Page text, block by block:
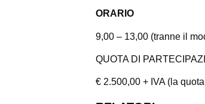
ORARIO
9,00 – 13,00 (tranne il
QUOTA DI
€ 2.500,00 + IVA (la